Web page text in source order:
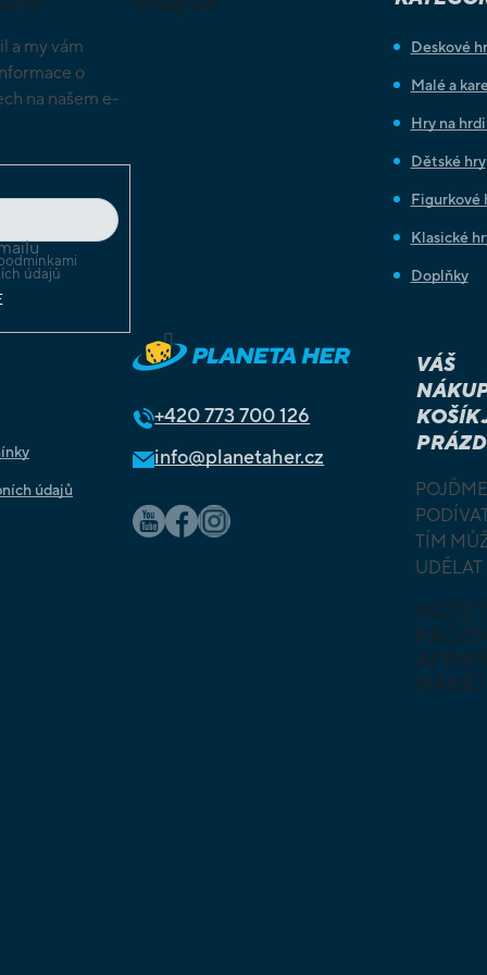
a my vám
o
na našem e-
údajů
Deskové
Malé a
Hry na
Dětské hry
Figurkové
Klasické
Doplňky
údajů
+420773 700 126
info@planetaher.cz
VÁŠ
KOŠÍK
TÍM
UDĚLAT
AT